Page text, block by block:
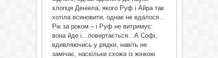
хлопця Деніела, якого Руф і Айра так
хотіла всиновити, однак не вдалося…
Рік за роком – і Руф не витримує:
вона йде і…повертається…А Софі,
вдивляючись у рядки, навіть не
замічає, наскільки схожа із жінкою